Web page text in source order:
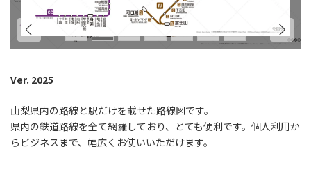
Ver. 2025
山梨県内の路線と駅だけを載せた路線図です。
県内の鉄道路線を全て網羅しており、とても便利です。個人利用か
らビジネスまで、幅広くお使いいただけます。